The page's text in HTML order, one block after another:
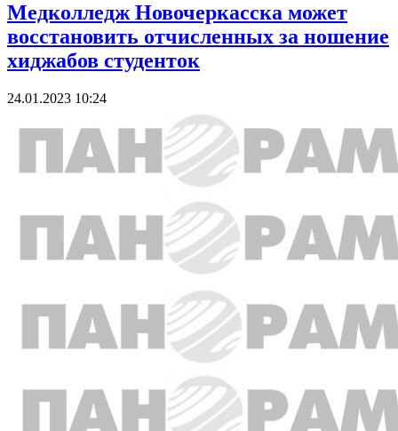
Медколледж Новочеркасска может
восстановить отчисленных за ношение
хиджабов студенток
24.01.2023 10:24